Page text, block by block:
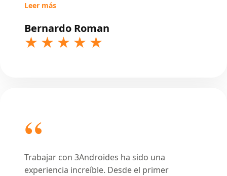
Bernardo Roman
Leer más
Trabajar con 3Androides ha sido una
experiencia increíble. Desde el primer